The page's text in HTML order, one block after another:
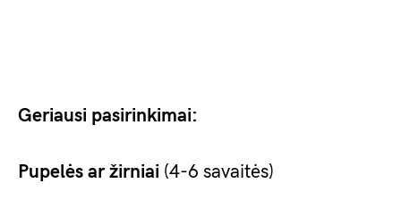
Geriausi pasirinkimai:
Pupelės ar žirniai (4-6 savaitės)